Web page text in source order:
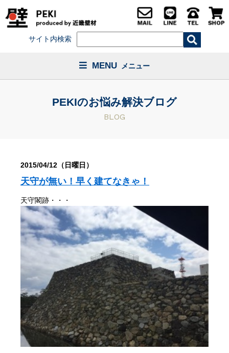
サイト内検索
MENU メニュー
PEKIのお悩み解決ブログ
BLOG
2015/04/12（日曜日）
天守が無い！早く建てなきゃ！
天守閣跡・・・